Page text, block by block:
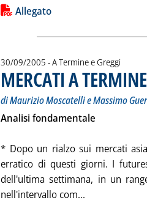
Lista allegati PDF alla
Allegato
30/09/2005 - A Termine e Greggi
MERCATI A
di Maurizio Moscatelli e Massimo
Analisi fondamentale
* Dopo un rialzo sui mercati
erratico di questi giorni. I
dell'ultima settimana, in un
nell'intervallo com... Leggi tutta la